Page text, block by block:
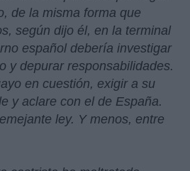
de la misma forma que
según dijo él, en la terminal
español debería investigar
y depurar responsabilidades.
en cuestión, exigir a su
y aclare con el de España.
ley. Y menos, entre